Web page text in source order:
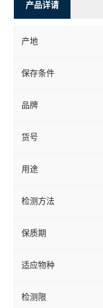
产品详请
产地
保存条件
品牌
货号
用途
检测方法
保质期
适应物种
检测限